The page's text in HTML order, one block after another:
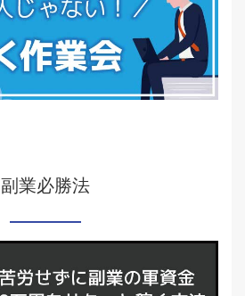
副業必勝法